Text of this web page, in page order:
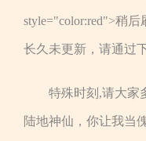
style="color:red">稍
长久未更新，请通过
特殊时刻,请大家
陆地神仙，你让我当